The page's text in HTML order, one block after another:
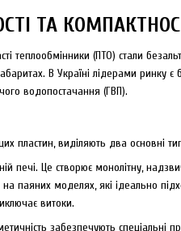
ТА
теплообмінники (ПТО) стали
В Україні лідерами ринку
водопостачання (ГВП).
пластин, виділяють два основні
печі. Це створює монолітну,
паяних моделях, які ідеально
витоки.
забезпечують спеціальні